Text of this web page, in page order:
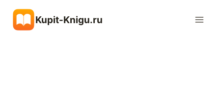
содержимому
Kupit-Knigu.ru